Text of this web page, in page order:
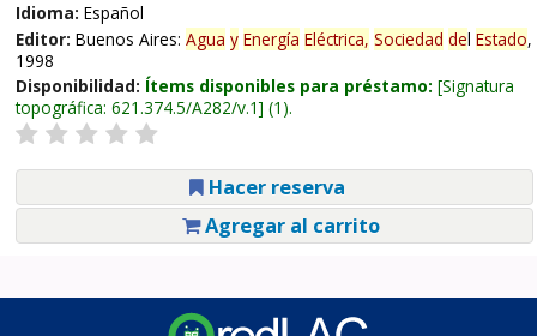
Idioma: Español
Editor: Buenos Aires: Agua y Energía Eléctrica, Sociedad del Estado,
1998
Disponibilidad: Ítems disponibles para préstamo: Signatura
topográfica: 621.374.5/A282/v.1 (1).
Hacer reserva
Agregar al carrito